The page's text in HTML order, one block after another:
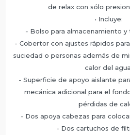
de relax con sólo
• Incluye:
- Bolso para almacenamiento y
- Cobertor con ajustes rápidos
suciedad o personas además de
calor del
- Superficie de apoyo aislante
mecánica adicional para el
pérdidas de
- Dos apoya cabezas para
- Dos cartuchos de